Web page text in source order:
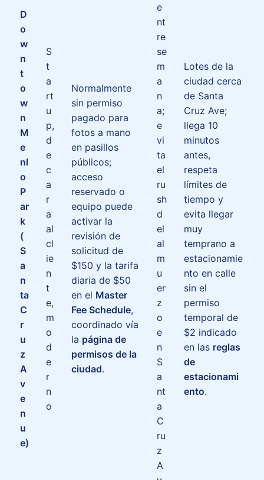
D
o
w
n
t
o
w
n
M
e
nl
o
P
ar
k
(
S
a
n
ta
C
r
u
z
A
v
e
n
u
e)
S
t
a
rt
u
p,
d
e
c
a
r
a
al
cl
ie
n
t
e,
m
o
d
e
r
n
o
Normalmente
sin permiso
pagado para
fotos a mano
en pasillos
públicos;
acceso
reservado o
equipo puede
activar la
revisión de
solicitud de
$150 y la tarifa
diaria de $50
en el Master
Fee Schedule,
coordinado vía
la página de
permisos de la
ciudad.
e
nt
re
se
m
a
n
a;
e
vi
ta
el
ru
sh
d
el
al
m
u
er
z
o
e
n
S
a
nt
a
C
ru
z
A
Lotes de la
ciudad cerca
de Santa
Cruz Ave;
llega 10
minutos
antes,
respeta
límites de
tiempo y
evita llegar
muy
temprano a
estacionamie
nto en calle
sin el
permiso
temporal de
$2 indicado
en las reglas
de
estacionami
ento.